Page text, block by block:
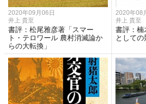
2020年09月06日
井上 貴至
書評：松尾雅彦著「スマー
ト・テロワール 農村消滅論か
らの大転換」
2020年08
井上 貴至
書評：楠
としての